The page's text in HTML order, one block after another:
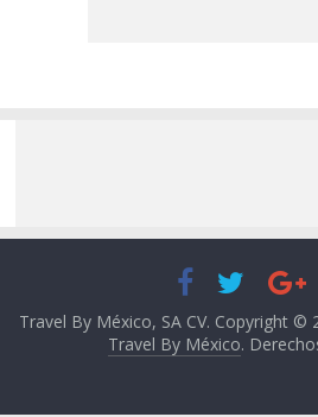
Travel By México, SA CV. Copyright ©
Travel By México.